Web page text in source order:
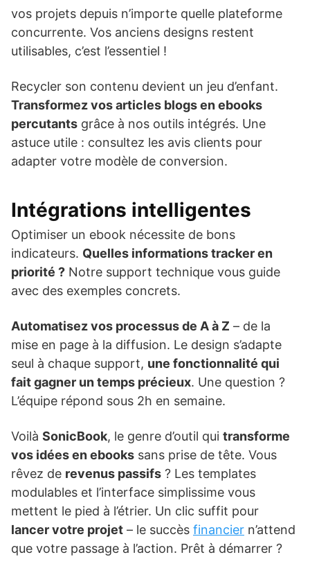
vos projets depuis n’importe quelle plateforme
concurrente. Vos anciens designs restent
utilisables, c’est l’essentiel !
Recycler son contenu devient un jeu d’enfant.
Transformez vos articles blogs en ebooks
percutants grâce à nos outils intégrés. Une
astuce utile : consultez les avis clients pour
adapter votre modèle de conversion.
Intégrations intelligentes
Optimiser un ebook nécessite de bons
indicateurs. Quelles informations tracker en
priorité ? Notre support technique vous guide
avec des exemples concrets.
Automatisez vos processus de A à Z – de la
mise en page à la diffusion. Le design s’adapte
seul à chaque support, une fonctionnalité qui
fait gagner un temps précieux. Une question ?
L’équipe répond sous 2h en semaine.
Voilà SonicBook, le genre d’outil qui transforme
vos idées en ebooks sans prise de tête. Vous
rêvez de revenus passifs ? Les templates
modulables et l’interface simplissime vous
mettent le pied à l’étrier. Un clic suffit pour
lancer votre projet – le succès financier n’attend
que votre passage à l’action. Prêt à démarrer ?